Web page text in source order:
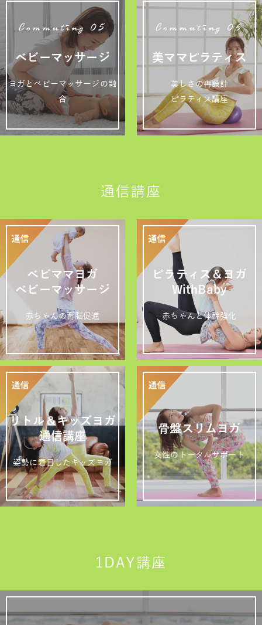
Commuting 05
ベビーマッサージ
ヨガとベビーマッサージの融
合
Commuting 06
美ママピラティス
美しさの再設計
ピラティス講座
通信講座
ベビママヨガ
ベビーマッサージ
赤ちゃんの育脳促進
ピラティス＆ヨガ
WithBaby
赤ちゃんと体幹強化
リトル＆キッズヨガ
通信講座
姿勢に着目したキッズヨガ
骨盤スリムヨガ
女性のトータルサポート
1DAY講座